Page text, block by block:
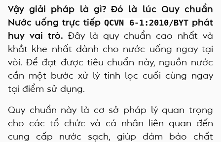
Vậy giải pháp là gì? Đó là lúc Quy chuẩn
Nước uống trực tiếp QCVN 6-1:2010/BYT phát
huy vai trò. Đây là quy chuẩn cao nhất và
khắt khe nhất dành cho nước uống ngay tại
vòi. Để đạt được tiêu chuẩn này, nguồn nước
cần một bước xử lý tinh lọc cuối cùng ngay
tại điểm sử dụng.
Quy chuẩn này là cơ sở pháp lý quan trọng
cho các tổ chức và cá nhân liên quan đến
cung cấp nước sạch, giúp đảm bảo chất